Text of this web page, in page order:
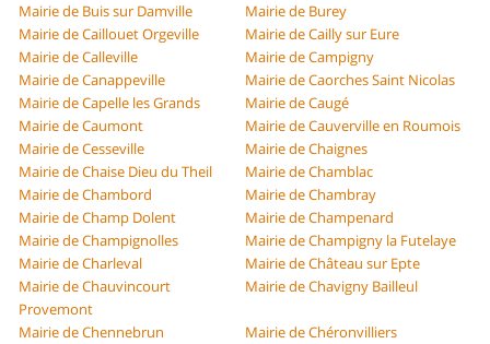
Mairie de Buis sur Damville
Mairie de Burey
Mairie de Caillouet Orgeville
Mairie de Cailly sur Eure
Mairie de Calleville
Mairie de Campigny
Mairie de Canappeville
Mairie de Caorches Saint Nicolas
Mairie de Capelle les Grands
Mairie de Caugé
Mairie de Caumont
Mairie de Cauverville en Roumois
Mairie de Cesseville
Mairie de Chaignes
Mairie de Chaise Dieu du Theil
Mairie de Chamblac
Mairie de Chambord
Mairie de Chambray
Mairie de Champ Dolent
Mairie de Champenard
Mairie de Champignolles
Mairie de Champigny la Futelaye
Mairie de Charleval
Mairie de Château sur Epte
Mairie de Chauvincourt
Provemont
Mairie de Chavigny Bailleul
Mairie de Chennebrun
Mairie de Chéronvilliers